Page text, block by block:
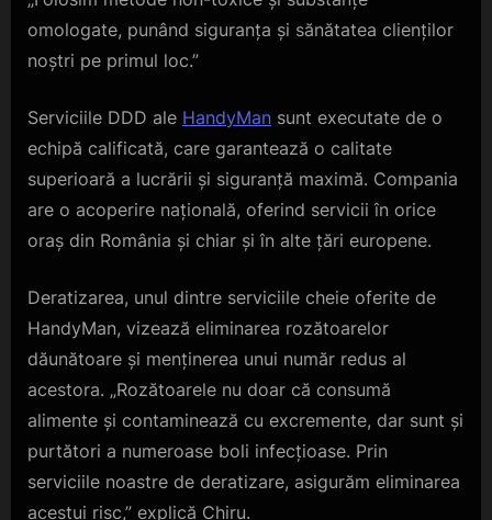
omologate, punând siguranța și sănătatea clienților
noștri pe primul loc.”
Serviciile DDD ale HandyMan sunt executate de o
echipă calificată, care garantează o calitate
superioară a lucrării și siguranță maximă. Compania
are o acoperire națională, oferind servicii în orice
oraș din România și chiar și în alte țări europene.
Deratizarea, unul dintre serviciile cheie oferite de
HandyMan, vizează eliminarea rozătoarelor
dăunătoare și menținerea unui număr redus al
acestora. „Rozătoarele nu doar că consumă
alimente și contaminează cu excremente, dar sunt și
purtători a numeroase boli infecțioase. Prin
serviciile noastre de deratizare, asigurăm eliminarea
acestui risc,” explică Chiru.